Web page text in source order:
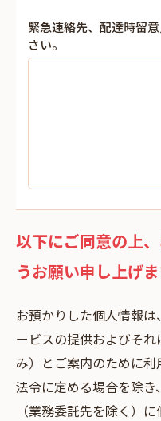
緊急連絡先、配達時留
さい。
以下にご同意の上
うお願い申し上げま
お預かりした個⼈情報
ービスの提供およびそ
み）とご案内のために利
法令に定める場合を除
（業務委託先を除く）